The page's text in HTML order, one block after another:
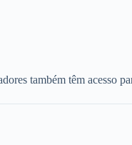
também têm acesso